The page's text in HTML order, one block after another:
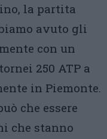
la partita
avuto gli
con un
250 ATP a
in Piemonte.
che essere
che stanno